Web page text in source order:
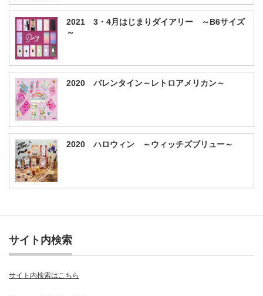
2021 3・4月はじまりダイアリー ～B6サイズ
～
2020 バレンタイン～レトロアメリカン～
2020 ハロウィン ～ウィッチズブリュー～
サイト内検索
サイト内検索はこちら